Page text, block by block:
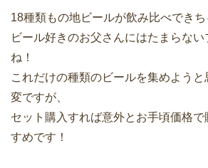
18種類もの地ビールが飲み比べできち
ビール好きのお父さんにはたまらない
ね！
これだけの種類のビールを集めよう
変ですが、
セット購入すれば意外とお手頃価格
すめです！